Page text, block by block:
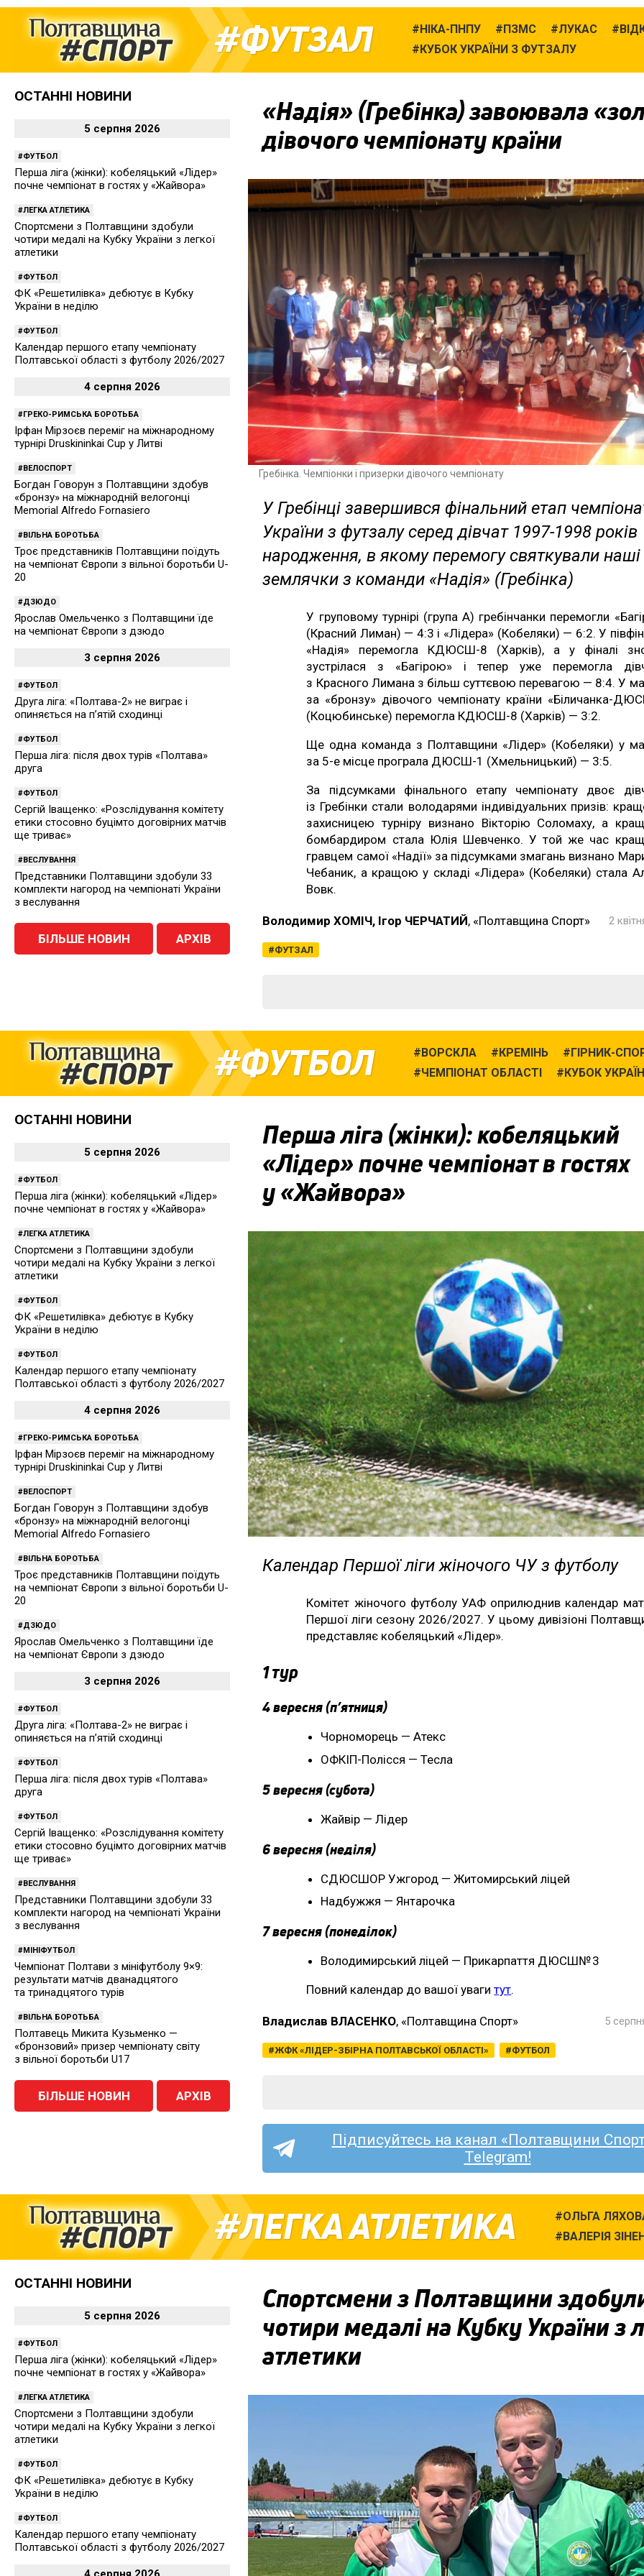
ФУТЗАЛ НІКА-ПНПУ ПЗМС ЛУКАС
КУБОК УКРАЇНИ З ФУТЗАЛУ
«Надія» (Гребінка) завоювала
дівочого чемпіонату країни
Гребінка. Чемпіонки і призерки дівочого чемпіонату
У Гребінці завершився фінальний етап
України з футзалу серед дівчат 1997-1998 років
народження, в якому перемогу святкували наші
землячки з команди «Надія» (Гребінка)
У груповому турнірі (група А) гребінчанки перемогли
(Красний Лиман) — 4:3 і «Лідера» (Кобеляки) — 6:2. У
«Надія» перемогла КДЮСШ-8 (Харків), а у фіналі
зустрілася з «Багірою» і тепер уже перемогла
з Красного Лимана з більш суттєвою перевагою — 8:4. У
за «бронзу» дівочого чемпіонату країни «Біличанка-
(Коцюбинське) перемогла КДЮСШ-8 (Харків) — 3:2.
Ще одна команда з Полтавщини «Лідер» (Кобеляки) у
за 5-е місце програла ДЮСШ-1 (Хмельницький) — 3:5.
За підсумками фінального етапу чемпіонату двоє
із Гребінки стали володарями індивідуальних призів:
захисницею турніру визнано Вікторію Соломаху, а
бомбардиром стала Юлія Шевченко. У той же час
гравцем самої «Надії» за підсумками змагань визнано
Чебаник, а кращою у складі «Лідера» (Кобеляки) стала
Вовк.
Володимир ХОМІЧ, Ігор ЧЕРЧАТИЙ, «Полтавщина Спорт»
ФУТЗАЛ
2
ОСТАННІ НОВИНИ
5 серпня 2026
ФУТБОЛ
Перша ліга (жінки): кобеляцький «Лідер»
почне чемпіонат в гостях у «Жайвора»
ЛЕГКА АТЛЕТИКА
Спортсмени з Полтавщини здобули
чотири медалі на Кубку України з легкої
атлетики
ФУТБОЛ
ФК «Решетилівка» дебютує в Кубку
України в неділю
ФУТБОЛ
Календар першого етапу чемпіонату
Полтавської області з футболу 2026/2027
4 серпня 2026
ГРЕКО-РИМСЬКА БОРОТЬБА
Ірфан Мірзоєв переміг на міжнародному
турнірі Druskininkai Cup у Литві
ВЕЛОСПОРТ
Богдан Говорун з Полтавщини здобув
«бронзу» на міжнародній велогонці
Memorial Alfredo Fornasiero
ВІЛЬНА БОРОТЬБА
Троє представників Полтавщини поїдуть
на чемпіонат Європи з вільної боротьби U-
20
ДЗЮДО
Ярослав Омельченко з Полтавщини їде
на чемпіонат Європи з дзюдо
3 серпня 2026
ФУТБОЛ
Друга ліга: «Полтава-2» не виграє і
опиняється на п’ятій сходинці
ФУТБОЛ
Перша ліга: після двох турів «Полтава»
друга
ФУТБОЛ
Сергій Іващенко: «Розслідування комітету
етики стосовно буцімто договірних матчів
ще триває»
ВЕСЛУВАННЯ
Представники Полтавщини здобули 33
комплекти нагород на чемпіонаті України
з веслування
БІЛЬШЕ НОВИН АРХІВ
ФУТБОЛ ВОРСКЛА КРЕМІНЬ
ГІРНИК-
ЧЕМПІОНАТ ОБЛАСТІ
КУБОК
Перша ліга (жінки): кобеляцький
«Лідер» почне чемпіонат в гостях
у «Жайвора»
Календар Першої ліги жіночого ЧУ з футболу
Комітет жіночого футболу УАФ оприлюднив календар
Першої ліги сезону 2026/2027. У цьому дивізіоні
представляє кобеляцький «Лідер».
1 тур
4 вересня (п’ятниця)
Чорноморець — Атекс
ОФКІП-Полісся — Тесла
5 вересня (субота)
Жайвір — Лідер
6 вересня (неділя)
СДЮСШОР Ужгород — Житомирський ліцей
Надбужжя — Янтарочка
7 вересня (понеділок)
Володимирський ліцей — Прикарпаття ДЮСШ№ 3
Повний календар до вашої увагитут.
Владислав ВЛАСЕНКО, «Полтавщина Спорт»
ЖФК «ЛІДЕР-ЗБІРНА ПОЛТАВСЬКОЇ ОБЛАСТІ» ФУТБОЛ
5
Підписуйтесь на канал «Полтавщини
Telegram!
ОСТАННІ НОВИНИ
5 серпня 2026
ФУТБОЛ
Перша ліга (жінки): кобеляцький «Лідер»
почне чемпіонат в гостях у «Жайвора»
ЛЕГКА АТЛЕТИКА
Спортсмени з Полтавщини здобули
чотири медалі на Кубку України з легкої
атлетики
ФУТБОЛ
ФК «Решетилівка» дебютує в Кубку
України в неділю
ФУТБОЛ
Календар першого етапу чемпіонату
Полтавської області з футболу 2026/2027
4 серпня 2026
ГРЕКО-РИМСЬКА БОРОТЬБА
Ірфан Мірзоєв переміг на міжнародному
турнірі Druskininkai Cup у Литві
ВЕЛОСПОРТ
Богдан Говорун з Полтавщини здобув
«бронзу» на міжнародній велогонці
Memorial Alfredo Fornasiero
ВІЛЬНА БОРОТЬБА
Троє представників Полтавщини поїдуть
на чемпіонат Європи з вільної боротьби U-
20
ДЗЮДО
Ярослав Омельченко з Полтавщини їде
на чемпіонат Європи з дзюдо
3 серпня 2026
ФУТБОЛ
Друга ліга: «Полтава-2» не виграє і
опиняється на п’ятій сходинці
ФУТБОЛ
Перша ліга: після двох турів «Полтава»
друга
ФУТБОЛ
Сергій Іващенко: «Розслідування комітету
етики стосовно буцімто договірних матчів
ще триває»
ВЕСЛУВАННЯ
Представники Полтавщини здобули 33
комплекти нагород на чемпіонаті України
з веслування
МІНІФУТБОЛ
Чемпіонат Полтави з мініфутболу 9×9:
результати матчів дванадцятого
та тринадцятого турів
ВІЛЬНА БОРОТЬБА
Полтавець Микита Кузьменко —
«бронзовий» призер чемпіонату світу
з вільної боротьби U17
БІЛЬШЕ НОВИН АРХІВ
ЛЕГКА АТЛЕТИКА
ОЛЬГА
ВАЛЕРІЯ
Спортсмени з Полтавщини
чотири медалі на Кубку України з
атлетики
ОСТАННІ НОВИНИ
5 серпня 2026
ФУТБОЛ
Перша ліга (жінки): кобеляцький «Лідер»
почне чемпіонат в гостях у «Жайвора»
ЛЕГКА АТЛЕТИКА
Спортсмени з Полтавщини здобули
чотири медалі на Кубку України з легкої
атлетики
ФУТБОЛ
ФК «Решетилівка» дебютує в Кубку
України в неділю
ФУТБОЛ
Календар першого етапу чемпіонату
Полтавської області з футболу 2026/2027